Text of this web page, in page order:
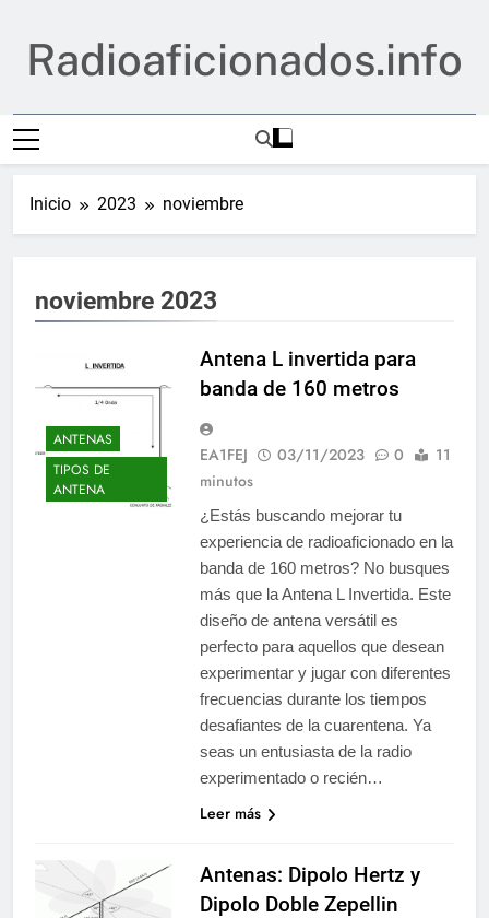
contenido
Radioaficionados.info
Inicio 2023 noviembre
noviembre 2023
ANTENAS
TIPOS DE
ANTENA
Antena L invertida para
banda de 160 metros
EA1FEJ 03/11/2023 0
11
minutos
¿Estás buscando mejorar tu
experiencia de radioaficionado en la
banda de 160 metros? No busques
más que la Antena L Invertida. Este
diseño de antena versátil es
perfecto para aquellos que desean
experimentar y jugar con diferentes
frecuencias durante los tiempos
desafiantes de la cuarentena. Ya
seas un entusiasta de la radio
experimentado o recién…
Leer más
Antenas: Dipolo Hertz y
Dipolo Doble Zepellin